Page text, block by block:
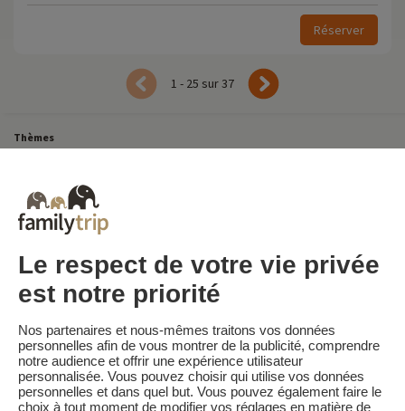
Réserver
1 - 25 sur 37
Thèmes
Court séjour de dernière minute
Court séjour Insolite
Destinations
Vacances au Ski en France
Familytrip
Qui sommes-nous?
CGV et Charte de Confidentialité
La Presse parle de nous
Partenaires FAQ Blog Plan du site
Le respect de votre vie privée
est notre priorité
Nos partenaires et nous-mêmes traitons vos données
personnelles afin de vous montrer de la publicité, comprendre
notre audience et offrir une expérience utilisateur
personnalisée. Vous pouvez choisir qui utilise vos données
personnelles et dans quel but. Vous pouvez également faire le
choix à tout moment de modifier vos réglages en matière de